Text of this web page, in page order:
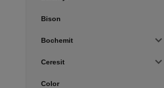
Bison
Bochemit
Ceresit
Color